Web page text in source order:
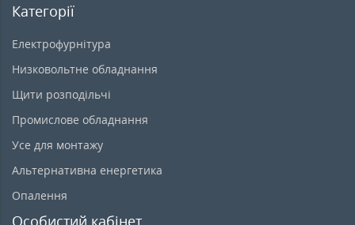
Категорії
Електрофурнітура
Низковольтне обладнання
Щити розподільчі
Промислове обладнання
Усе для монтажу
Альтернативна енергетика
Опалення
Особистий кабінет